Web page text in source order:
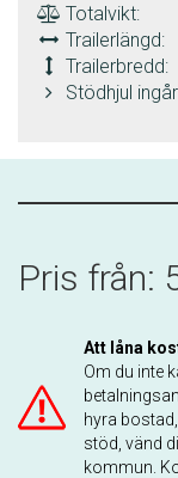
Totalvikt:
Trailerlängd:
Trailerbredd:
Stödhjul
Pris från:
Att låna
Om du inte
hyra
stöd, vänd
kommun.